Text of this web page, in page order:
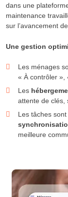
dans une
maintenance
sur l’avancement
Une gestion
Les ménages
« À contrôler »,
Les
attente de clés,
Les tâches sont
meilleure